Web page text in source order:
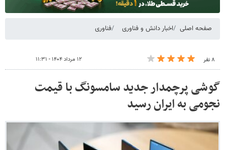
صفحه اصلی اخبار دانش و فناوری فناوری
۸ نفر ۱۲ مرداد ۱۴۰۴ - ۱۱:۳۱
گوشی پرچمدار جدید سامسونگ با قیمت
نجومی به ایران رسید